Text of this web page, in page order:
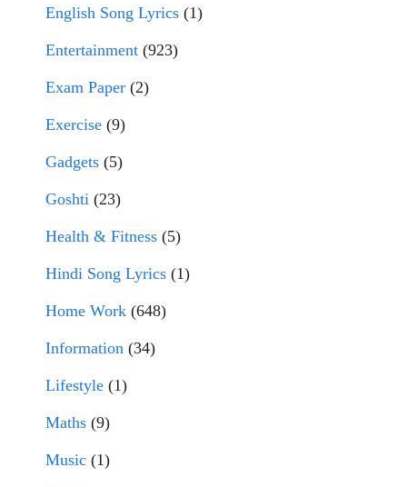
English Song Lyrics (1)
Entertainment (923)
Exam Paper (2)
Exercise (9)
Gadgets (5)
Goshti (23)
Health & Fitness (5)
Hindi Song Lyrics (1)
Home Work (648)
Information (34)
Lifestyle (1)
Maths (9)
Music (1)